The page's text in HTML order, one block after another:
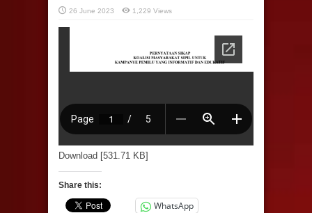
26 June 2023 1,229 Views
Download [531.71 KB]
Share this:
WhatsApp